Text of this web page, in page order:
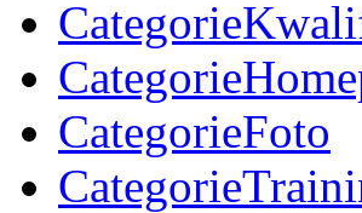
CategorieFoto